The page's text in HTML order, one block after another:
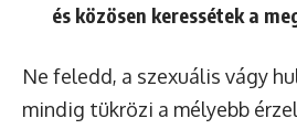
és közösen keressétek a
Ne feledd, a szexuális vágy
mindig tükrözi a mélyebb